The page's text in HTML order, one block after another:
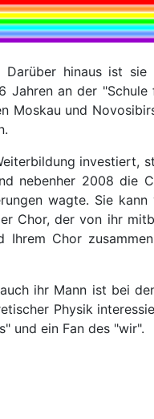
hinaus ist
Jahren an der
Moskau und
investiert,
nebenher 2008 die
wagte. Sie
Chor, der von ihr
Chor
ihr Mann ist bei
Physik
und ein Fan des "wir".